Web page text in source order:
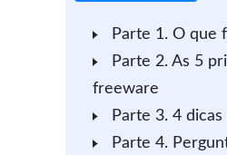
Parte 1. O que
Parte 2. As 5
freeware
Parte 3. 4
Parte 4.